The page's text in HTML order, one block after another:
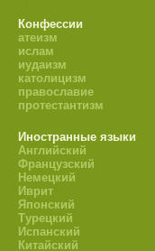
Конфессии
атеизм
ислам
иудаизм
католицизм
православие
протестантизм
Иностранные языки
Английский
Французский
Немецкий
Иврит
Японский
Турецкий
Испанский
Китайский